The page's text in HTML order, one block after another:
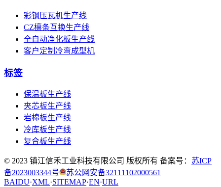
彩钢压瓦机生产线
CZ檩条互换生产线
全自动净化板生产线
客户定制冷弯成型机
标签
保温板生产线
夹芯板生产线
岩棉板生产线
冷库板生产线
复合板生产线
© 2023 镇江信禾工业科技有限公司 版权所有 备案号： 苏ICP
备2023003344号
苏公网安备32111102000561
BAIDU·XML·SITEMAP·EN·URL